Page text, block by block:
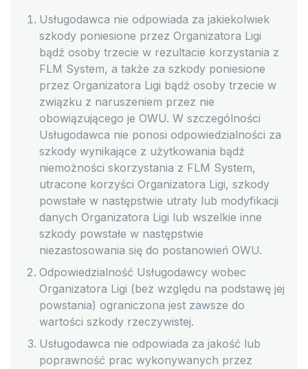
Usługodawca nie odpowiada za jakiekolwiek
szkody poniesione przez Organizatora Ligi
bądź osoby trzecie w rezultacie korzystania z
FLM System, a także za szkody poniesione
przez Organizatora Ligi bądź osoby trzecie w
związku z naruszeniem przez nie
obowiązującego je OWU. W szczególności
Usługodawca nie ponosi odpowiedzialności za
szkody wynikające z użytkowania bądź
niemożności skorzystania z FLM System,
utracone korzyści Organizatora Ligi, szkody
powstałe w następstwie utraty lub modyfikacji
danych Organizatora Ligi lub wszelkie inne
szkody powstałe w następstwie
niezastosowania się do postanowień OWU.
Odpowiedzialność Usługodawcy wobec
Organizatora Ligi (bez względu na podstawę jej
powstania) ograniczona jest zawsze do
wartości szkody rzeczywistej.
Usługodawca nie odpowiada za jakość lub
poprawność prac wykonywanych przez